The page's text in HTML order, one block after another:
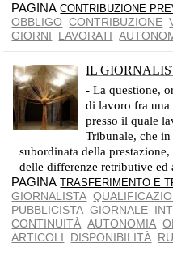
PAGINACONTRIBUZIONE
OBBLIGO CONTRIBUZIONE
GIORNI
LAVORATI
IL
- La questione,
di lavoro fra una
presso il quale
Tribunale, che
subordinata della
delle differenze retributive ed
PAGINATRASFERIMENTO E
GIORNALISTA
PUBBLICISTA GIORNALE
CONTINUITÀ AUTONOMIA
ARTICOLI
DISPONIBILITÀ